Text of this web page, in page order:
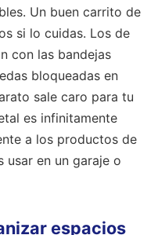
Un buen carrito de
si lo cuidas. Los de
con las bandejas
bloqueadas en
sale caro para tu
es infinitamente
a los productos de
usar en un garaje o
espacios